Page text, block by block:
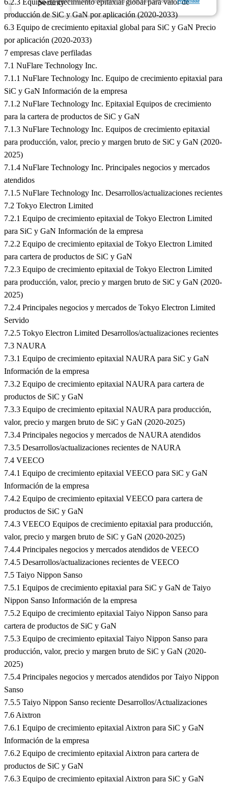
producción de SiC y GaN por aplicación (2020-2033)
6.3 Equipo de crecimiento epitaxial global para SiC y GaN Precio
por aplicación (2020-2033)
7 empresas clave perfiladas
7.1 NuFlare Technology Inc.
7.1.1 NuFlare Technology Inc. Equipo de crecimiento epitaxial para
SiC y GaN Información de la empresa
7.1.2 NuFlare Technology Inc. Epitaxial Equipos de crecimiento
para la cartera de productos de SiC y GaN
7.1.3 NuFlare Technology Inc. Equipos de crecimiento epitaxial
para producción, valor, precio y margen bruto de SiC y GaN (2020-
2025)
7.1.4 NuFlare Technology Inc. Principales negocios y mercados
atendidos
7.1.5 NuFlare Technology Inc. Desarrollos/actualizaciones recientes
7.2 Tokyo Electron Limited
7.2.1 Equipo de crecimiento epitaxial de Tokyo Electron Limited
para SiC y GaN Información de la empresa
7.2.2 Equipo de crecimiento epitaxial de Tokyo Electron Limited
para cartera de productos de SiC y GaN
7.2.3 Equipo de crecimiento epitaxial de Tokyo Electron Limited
para producción, valor, precio y margen bruto de SiC y GaN (2020-
2025)
7.2.4 Principales negocios y mercados de Tokyo Electron Limited
Servido
7.2.5 Tokyo Electron Limited Desarrollos/actualizaciones recientes
7.3 NAURA
7.3.1 Equipo de crecimiento epitaxial NAURA para SiC y GaN
Información de la empresa
7.3.2 Equipo de crecimiento epitaxial NAURA para cartera de
productos de SiC y GaN
7.3.3 Equipo de crecimiento epitaxial NAURA para producción,
valor, precio y margen bruto de SiC y GaN (2020-2025)
7.3.4 Principales negocios y mercados de NAURA atendidos
7.3.5 Desarrollos/actualizaciones recientes de NAURA
7.4 VEECO
7.4.1 Equipo de crecimiento epitaxial VEECO para SiC y GaN
Información de la empresa
7.4.2 Equipo de crecimiento epitaxial VEECO para cartera de
productos de SiC y GaN
7.4.3 VEECO Equipos de crecimiento epitaxial para producción,
valor, precio y margen bruto de SiC y GaN (2020-2025)
7.4.4 Principales negocios y mercados atendidos de VEECO
7.4.5 Desarrollos/actualizaciones recientes de VEECO
7.5 Taiyo Nippon Sanso
7.5.1 Equipos de crecimiento epitaxial para SiC y GaN de Taiyo
Nippon Sanso Información de la empresa
7.5.2 Equipo de crecimiento epitaxial Taiyo Nippon Sanso para
cartera de productos de SiC y GaN
7.5.3 Equipo de crecimiento epitaxial Taiyo Nippon Sanso para
producción, valor, precio y margen bruto de SiC y GaN (2020-
2025)
7.5.4 Principales negocios y mercados atendidos por Taiyo Nippon
Sanso
7.5.5 Taiyo Nippon Sanso reciente Desarrollos/Actualizaciones
7.6 Aixtron
7.6.1 Equipo de crecimiento epitaxial Aixtron para SiC y GaN
Información de la empresa
7.6.2 Equipo de crecimiento epitaxial Aixtron para cartera de
productos de SiC y GaN
7.6.3 Equipo de crecimiento epitaxial Aixtron para SiC y GaN